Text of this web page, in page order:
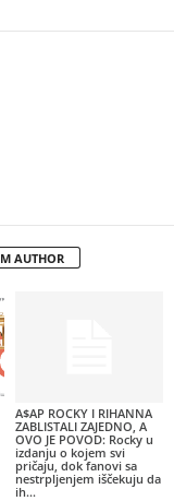
AUTHOR
A$AP ROCKY I RIHANNA
ZABLISTALI ZAJEDNO, A
OVO JE POVOD: Rocky u
izdanju o kojem svi
pričaju, dok fanovi sa
nestrpljenjem iščekuju da
ih...